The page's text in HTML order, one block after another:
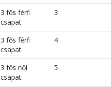
3 fős férfi
csapat
3
3 fős férfi
csapat
4
3 fős női
csapat
5